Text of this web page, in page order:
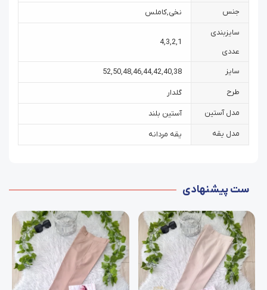
جنس نخی,کاملس
سایزبندی
عددی
1
,
2
,
3
,
4
سایز 38
,
40
,
42
,
44
,
46
,
48
,
50
,
52
طرح گلدار
مدل آستین آستین بلند
مدل یقه یقه مردانه
ست پیشنهادی